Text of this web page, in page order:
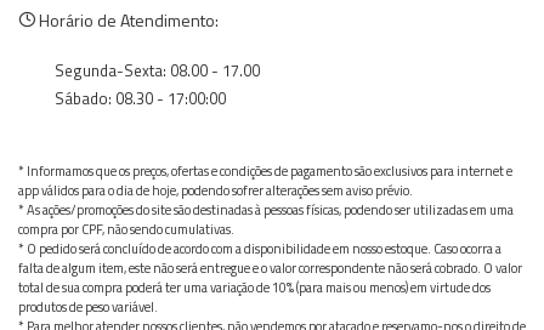
Horário de Atendimento:
Segunda-Sexta: 08.00 - 17.00
Sábado: 08.30 - 17:00:00
* Informamos que os preços, ofertas e condições de pagamento são exclusivos para internet e
app válidos para o dia de hoje, podendo sofrer alterações sem aviso prévio.
* As ações/promoções do site são destinadas à pessoas físicas, podendo ser utilizadas em uma
compra por CPF, não sendo cumulativas.
* O pedido será concluído de acordo com a disponibilidade em nosso estoque. Caso ocorra a
falta de algum item, este não será entregue e o valor correspondente não será cobrado. O valor
total de sua compra poderá ter uma variação de 10% (para mais ou menos) em virtude dos
produtos de peso variável.